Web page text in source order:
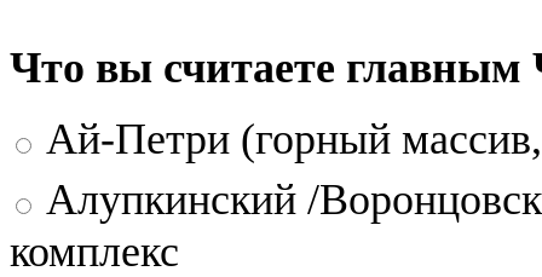
Что вы считаете
Ай-Петри (горный
Алупкинский /
комплекс